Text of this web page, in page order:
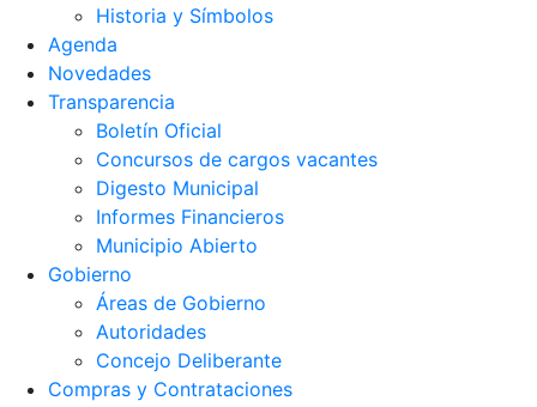
Historia y Símbolos
Agenda
Novedades
Transparencia
Boletín Oficial
Concursos de cargos vacantes
Digesto Municipal
Informes Financieros
Municipio Abierto
Gobierno
Áreas de Gobierno
Autoridades
Concejo Deliberante
Compras y Contrataciones